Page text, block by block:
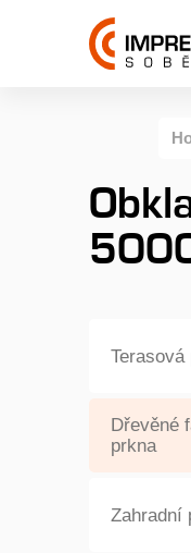
Dřevěné
prkna
Zahradní